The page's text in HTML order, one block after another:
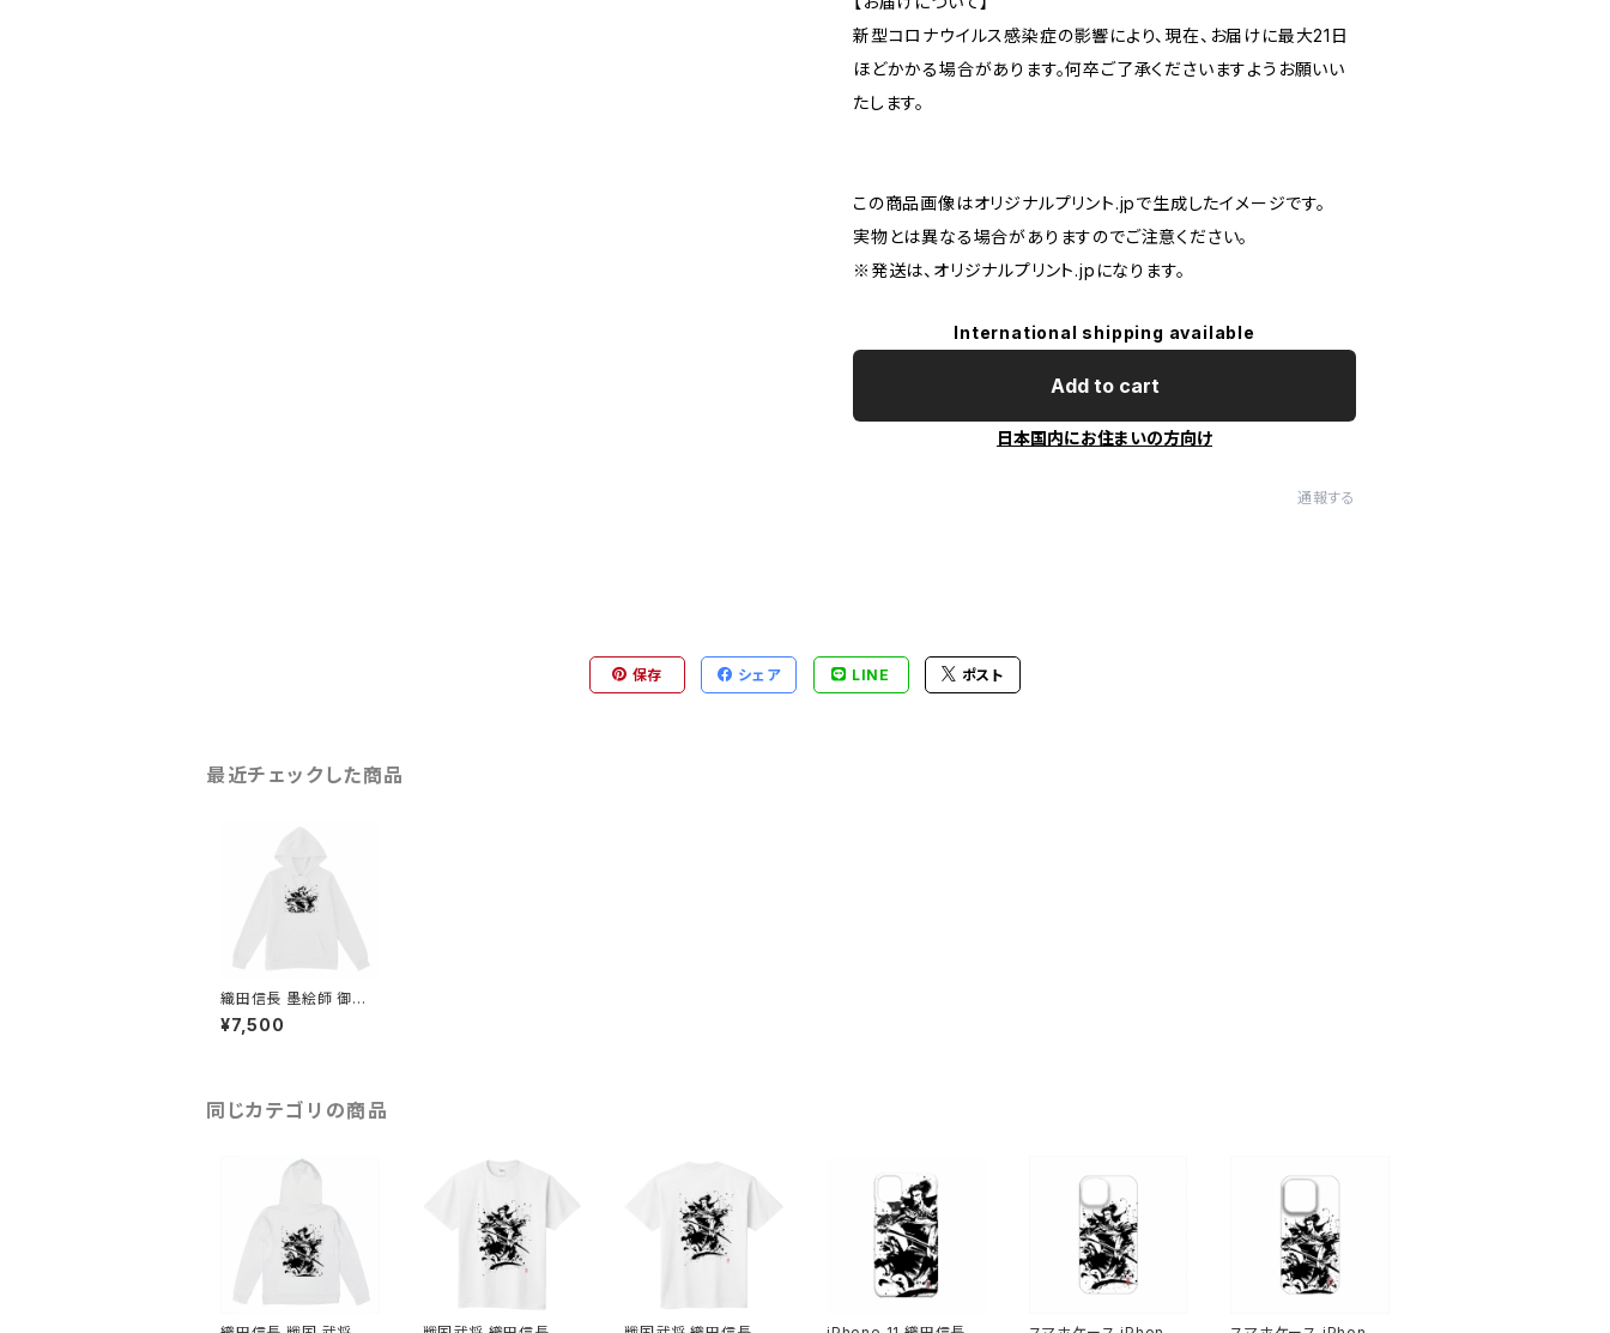
新型コロナウイルス感染症の影響により、現在、お届けに最大21日
ほどかかる場合があります。何卒ご了承くださいますようお願いい
たします。
この商品画像はオリジナルプリント.jpで生成したイメージです。
実物とは異なる場合がありますのでご注意ください。
※発送は、オリジナルプリント.jpになります。
International shipping available
Add to cart
日本国内にお住まいの方向け
通報する
保存 シェア LINE ポスト
最近チェックした商品
織田信長 墨絵師 御歌
頭 デザイン 戦国武将
ホワイト パーカー 白 男
¥7,500
同じカテゴリの商品